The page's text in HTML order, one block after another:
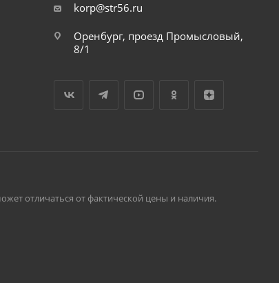
korp@str56.ru
Оренбург, проезд Промысловый,
8/1
отличаться от фактической цены и наличия.